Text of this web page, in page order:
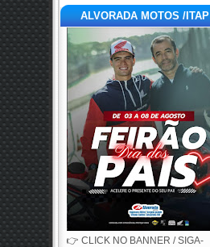
ALVORADA MOTOS /ITAP
👉 CLICK NO BANNER / SIGA-